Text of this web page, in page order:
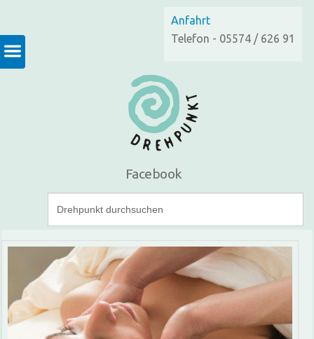
Anfahrt
Telefon - 05574 / 626 91
Facebook